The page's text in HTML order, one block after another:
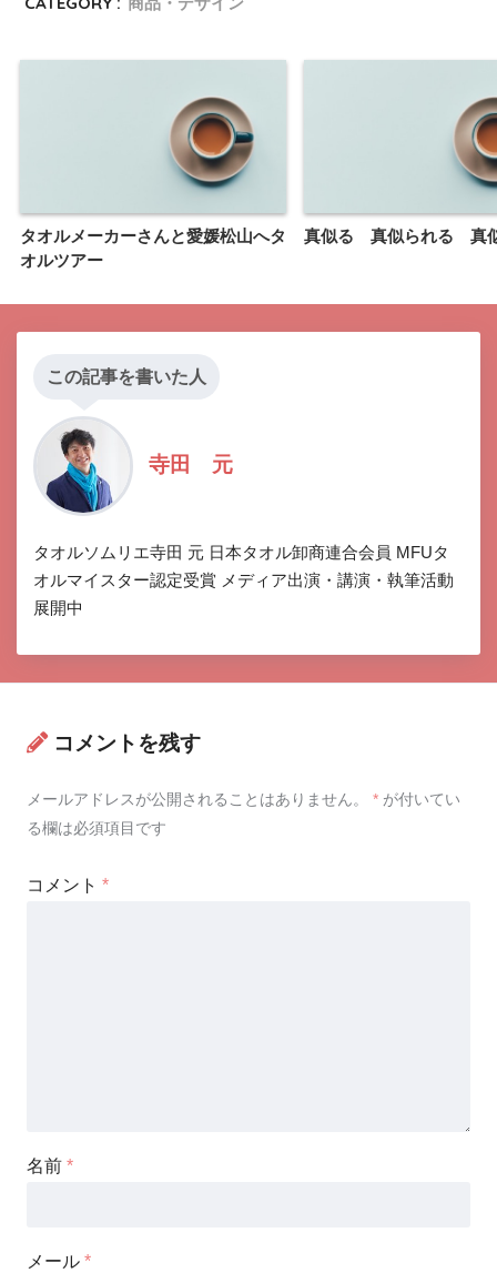
タオルメーカーさんと愛媛松山へタ
オルツアー
真似る 真似られる 真
この記事を書いた人
寺田 元
タオルソムリエ寺田 元 日本タオル卸商連合会員 MFUタ
オルマイスター認定受賞 メディア出演・講演・執筆活動
展開中
コメントを残す
メールアドレスが公開されることはありません。 * が付いてい
る欄は必須項目です
コメント *
名前 *
メール *